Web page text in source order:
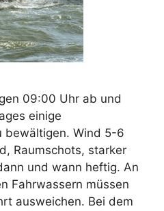
09:00 Uhr ab und
einige
bewältigen. Wind 5-6
Raumschots, starker
und wann heftig. An
Fahrwassern müssen
ausweichen. Bei dem